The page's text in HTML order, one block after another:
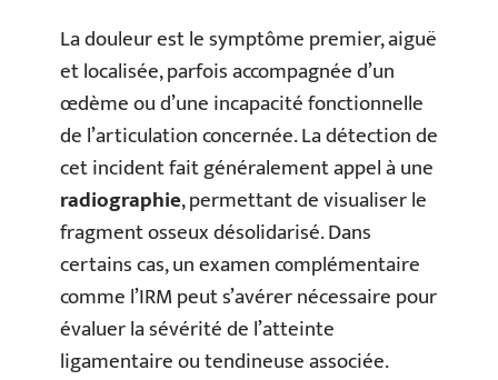
La douleur est le symptôme premier, aiguë
et localisée, parfois accompagnée d’un
œdème ou d’une incapacité fonctionnelle
de l’articulation concernée. La détection de
cet incident fait généralement appel à une
radiographie, permettant de visualiser le
fragment osseux désolidarisé. Dans
certains cas, un examen complémentaire
comme l’IRM peut s’avérer nécessaire pour
évaluer la sévérité de l’atteinte
ligamentaire ou tendineuse associée.